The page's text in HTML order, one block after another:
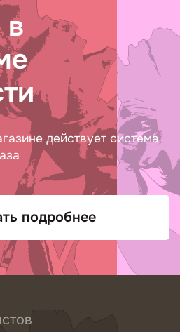
в
действует система
подробнее